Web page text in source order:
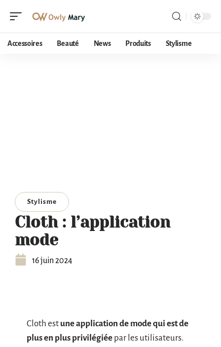
Accessoires Beauté News Produits Stylisme
Stylisme
Cloth : l’application
mode
16 juin 2024
Cloth est une application de mode qui est de
plus en plus privilégiée par les utilisateurs.